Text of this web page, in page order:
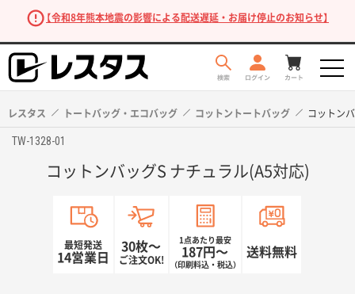
【令和8年熊本地震の影響による配送遅延・お届け停止のお知らせ】
レスタス トートバッグ・エコバッグ コットントートバッグ コットン
TW-1328-01
コットンバッグS ナチュラル(A5対応)
最短発送
14営業日
30枚〜
ご注文OK!
1点あたり最安
187円〜
（印刷料込・税込）
送料無料